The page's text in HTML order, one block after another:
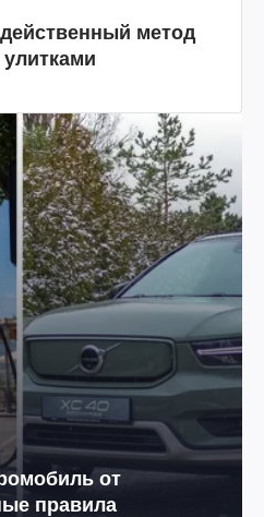
метод
от
правила